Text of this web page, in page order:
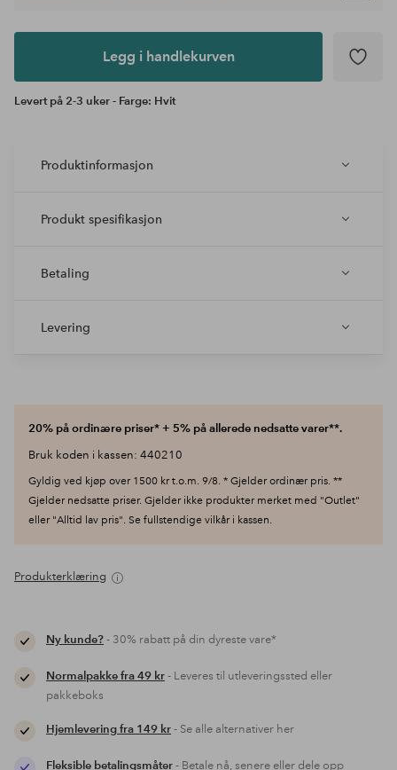
Legg i handlekurven
Levert på 2-3 uker - Farge: Hvit
Produktinformasjon
Produkt spesifikasjon
Betaling
Levering
20% på ordinære priser* + 5% på allerede nedsatte varer**.
Bruk koden i kassen: 440210
Gyldig ved kjøp over 1500 kr t.o.m. 9/8. * Gjelder ordinær pris. **
Gjelder nedsatte priser. Gjelder ikke produkter merket med "Outlet"
eller "Alltid lav pris". Se fullstendige vilkår i kassen.
Produkterklæring
Ny kunde?- 30% rabatt på din dyreste vare*
Normalpakke fra 49 kr- Leveres til utleveringssted eller
pakkeboks
Hjemlevering fra 149 kr- Se alle alternativer her
Fleksible betalingsmåter- Betale nå, senere eller dele opp